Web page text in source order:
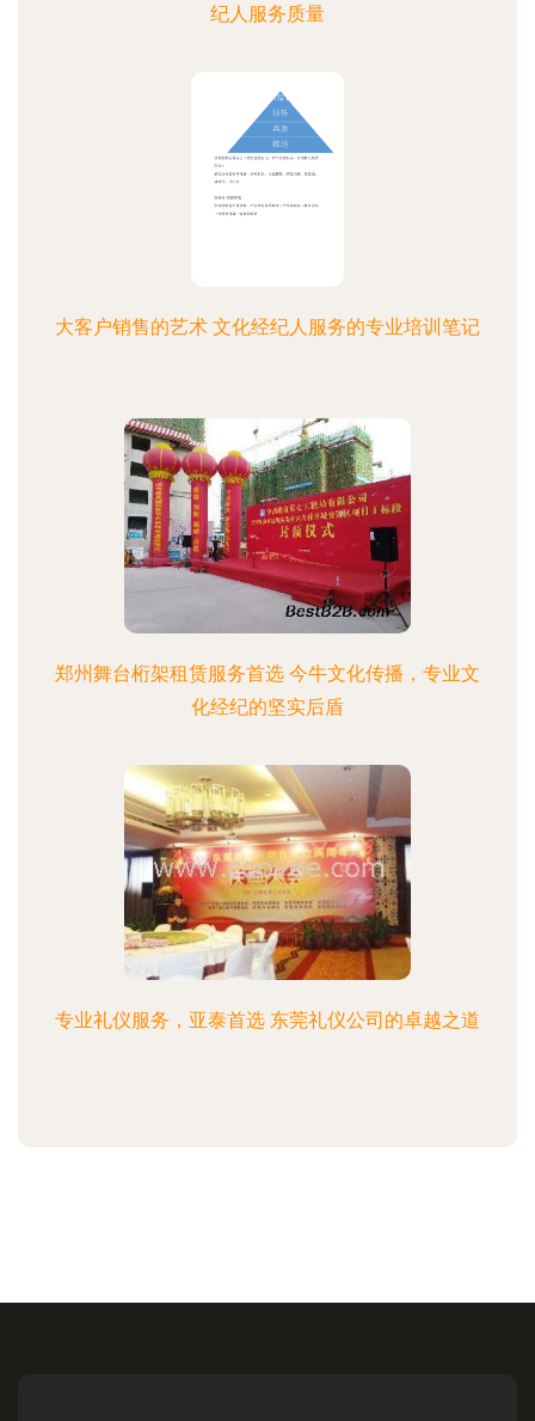
纪人服务质量
大客户销售的艺术 文化经纪人服务的专业培训笔记
郑州舞台桁架租赁服务首选 今牛文化传播，专业文
化经纪的坚实后盾
专业礼仪服务，亚泰首选 东莞礼仪公司的卓越之道